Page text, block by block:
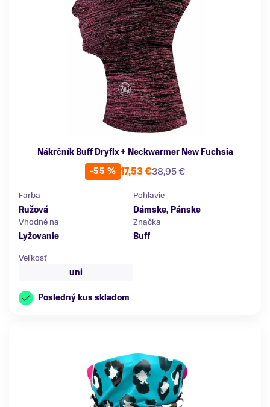
Nákrčník Buff Dryflx + Neckwarmer New Fuchsia
-55 %
38,95 €
17,53 €
Farba
Ružová
Pohlavie
Dámske, Pánske
Vhodné na
Lyžovanie
Značka
Buff
Veľkosť
uni
Posledný kus skladom